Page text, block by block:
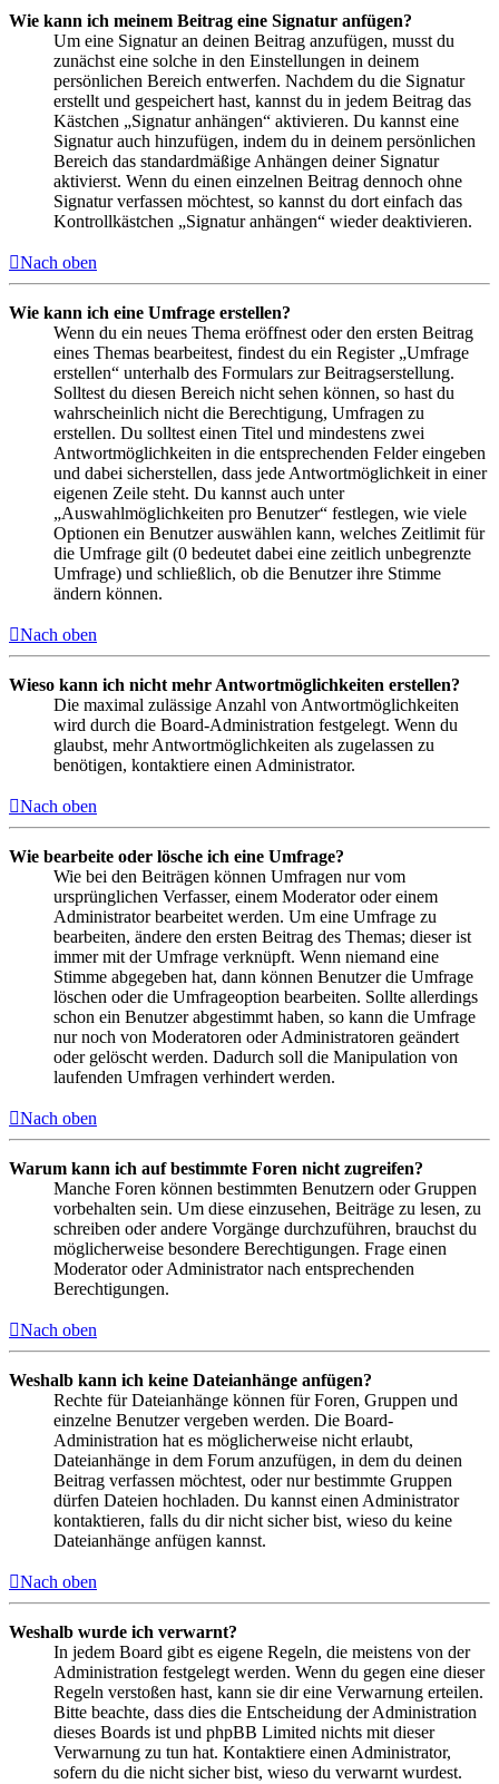
Wie kann ich meinem Beitrag eine Signatur anfügen?
Um eine Signatur an deinen Beitrag anzufügen, musst du
zunächst eine solche in den Einstellungen in deinem
persönlichen Bereich entwerfen. Nachdem du die Signatur
erstellt und gespeichert hast, kannst du in jedem Beitrag das
Kästchen „Signatur anhängen“ aktivieren. Du kannst eine
Signatur auch hinzufügen, indem du in deinem persönlichen
Bereich das standardmäßige Anhängen deiner Signatur
aktivierst. Wenn du einen einzelnen Beitrag dennoch ohne
Signatur verfassen möchtest, so kannst du dort einfach das
Kontrollkästchen „Signatur anhängen“ wieder deaktivieren.
Nach oben
Wie kann ich eine Umfrage erstellen?
Wenn du ein neues Thema eröffnest oder den ersten Beitrag
eines Themas bearbeitest, findest du ein Register „Umfrage
erstellen“ unterhalb des Formulars zur Beitragserstellung.
Solltest du diesen Bereich nicht sehen können, so hast du
wahrscheinlich nicht die Berechtigung, Umfragen zu
erstellen. Du solltest einen Titel und mindestens zwei
Antwortmöglichkeiten in die entsprechenden Felder eingeben
und dabei sicherstellen, dass jede Antwortmöglichkeit in einer
eigenen Zeile steht. Du kannst auch unter
„Auswahlmöglichkeiten pro Benutzer“ festlegen, wie viele
Optionen ein Benutzer auswählen kann, welches Zeitlimit für
die Umfrage gilt (0 bedeutet dabei eine zeitlich unbegrenzte
Umfrage) und schließlich, ob die Benutzer ihre Stimme
ändern können.
Nach oben
Wieso kann ich nicht mehr Antwortmöglichkeiten erstellen?
Die maximal zulässige Anzahl von Antwortmöglichkeiten
wird durch die Board-Administration festgelegt. Wenn du
glaubst, mehr Antwortmöglichkeiten als zugelassen zu
benötigen, kontaktiere einen Administrator.
Nach oben
Wie bearbeite oder lösche ich eine Umfrage?
Wie bei den Beiträgen können Umfragen nur vom
ursprünglichen Verfasser, einem Moderator oder einem
Administrator bearbeitet werden. Um eine Umfrage zu
bearbeiten, ändere den ersten Beitrag des Themas; dieser ist
immer mit der Umfrage verknüpft. Wenn niemand eine
Stimme abgegeben hat, dann können Benutzer die Umfrage
löschen oder die Umfrageoption bearbeiten. Sollte allerdings
schon ein Benutzer abgestimmt haben, so kann die Umfrage
nur noch von Moderatoren oder Administratoren geändert
oder gelöscht werden. Dadurch soll die Manipulation von
laufenden Umfragen verhindert werden.
Nach oben
Warum kann ich auf bestimmte Foren nicht zugreifen?
Manche Foren können bestimmten Benutzern oder Gruppen
vorbehalten sein. Um diese einzusehen, Beiträge zu lesen, zu
schreiben oder andere Vorgänge durchzuführen, brauchst du
möglicherweise besondere Berechtigungen. Frage einen
Moderator oder Administrator nach entsprechenden
Berechtigungen.
Nach oben
Weshalb kann ich keine Dateianhänge anfügen?
Rechte für Dateianhänge können für Foren, Gruppen und
einzelne Benutzer vergeben werden. Die Board-
Administration hat es möglicherweise nicht erlaubt,
Dateianhänge in dem Forum anzufügen, in dem du deinen
Beitrag verfassen möchtest, oder nur bestimmte Gruppen
dürfen Dateien hochladen. Du kannst einen Administrator
kontaktieren, falls du dir nicht sicher bist, wieso du keine
Dateianhänge anfügen kannst.
Nach oben
Weshalb wurde ich verwarnt?
In jedem Board gibt es eigene Regeln, die meistens von der
Administration festgelegt werden. Wenn du gegen eine dieser
Regeln verstoßen hast, kann sie dir eine Verwarnung erteilen.
Bitte beachte, dass dies die Entscheidung der Administration
dieses Boards ist und phpBB Limited nichts mit dieser
Verwarnung zu tun hat. Kontaktiere einen Administrator,
sofern du die nicht sicher bist, wieso du verwarnt wurdest.